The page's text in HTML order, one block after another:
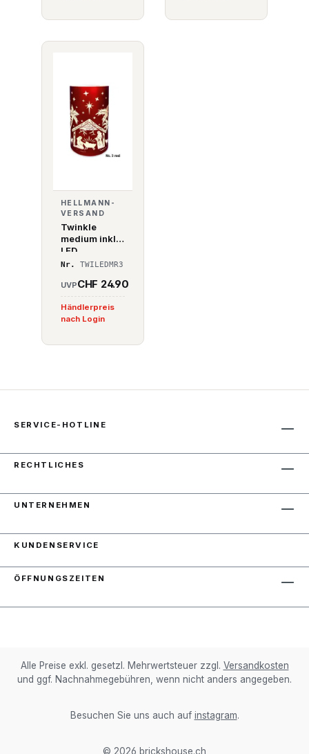
HELLMANN-
VERSAND
Twinkle
medium inkl.
LED
Beleuchtung
Nr. TWILEDMR3
UVPCHF 24.90
Händlerpreis
nach Login
SERVICE-HOTLINE
RECHTLICHES
UNTERNEHMEN
KUNDENSERVICE
ÖFFNUNGSZEITEN
Alle Preise exkl. gesetzl. Mehrwertsteuer zzgl. Versandkosten
und ggf. Nachnahmegebühren, wenn nicht anders angegeben.
Besuchen Sie uns auch auf instagram.
© 2026 brickshouse.ch